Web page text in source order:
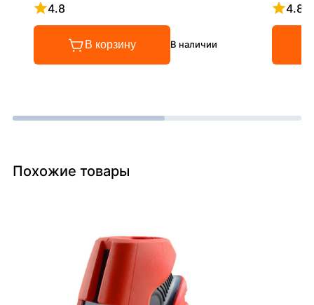
4.8
Рейтинг 4.8 из 5
В корзину В наличии
4.8
Похожие товары